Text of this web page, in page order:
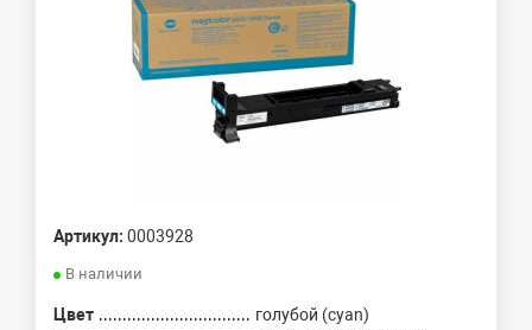
Артикул: 0003928
В наличии
Цвет
голубой (cyan)